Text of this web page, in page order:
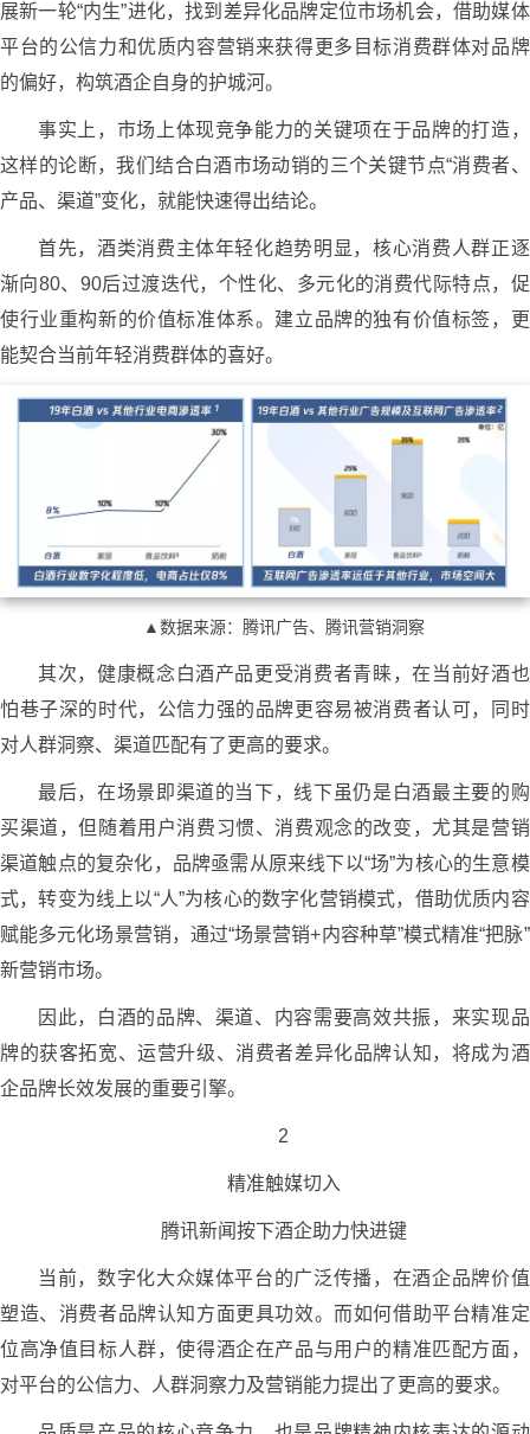
展新一轮“内生”进化，找到差异化品牌定位市场机会，借助媒体
平台的公信力和优质内容营销来获得更多目标消费群体对品牌
的偏好，构筑酒企自身的护城河。
事实上，市场上体现竞争能力的关键项在于品牌的打造，
这样的论断，我们结合白酒市场动销的三个关键节点“消费者、
产品、渠道”变化，就能快速得出结论。
首先，酒类消费主体年轻化趋势明显，核心消费人群正逐
渐向80、90后过渡迭代，个性化、多元化的消费代际特点，促
使行业重构新的价值标准体系。建立品牌的独有价值标签，更
能契合当前年轻消费群体的喜好。
▲数据来源：腾讯广告、腾讯营销洞察
其次，健康概念白酒产品更受消费者青睐，在当前好酒也
怕巷子深的时代，公信力强的品牌更容易被消费者认可，同时
对人群洞察、渠道匹配有了更高的要求。
最后，在场景即渠道的当下，线下虽仍是白酒最主要的购
买渠道，但随着用户消费习惯、消费观念的改变，尤其是营销
渠道触点的复杂化，品牌亟需从原来线下以“场”为核心的生意模
式，转变为线上以“人”为核心的数字化营销模式，借助优质内容
赋能多元化场景营销，通过“场景营销+内容种草”模式精准“把脉”
新营销市场。
因此，白酒的品牌、渠道、内容需要高效共振，来实现品
牌的获客拓宽、运营升级、消费者差异化品牌认知，将成为酒
企品牌长效发展的重要引擎。
2
精准触媒切入
腾讯新闻按下酒企助力快进键
当前，数字化大众媒体平台的广泛传播，在酒企品牌价值
塑造、消费者品牌认知方面更具功效。而如何借助平台精准定
位高净值目标人群，使得酒企在产品与用户的精准匹配方面，
对平台的公信力、人群洞察力及营销能力提出了更高的要求。